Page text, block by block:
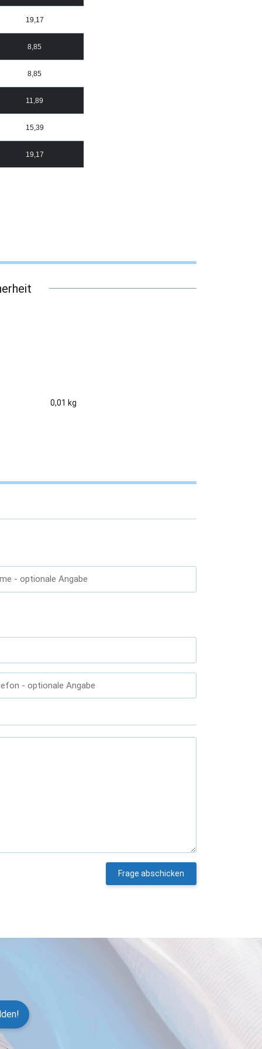
19,17
8,85
8,85
11,89
15,39
19,17
0,01 kg
- optionale Angabe
- optionale Angabe
Frage abschicken